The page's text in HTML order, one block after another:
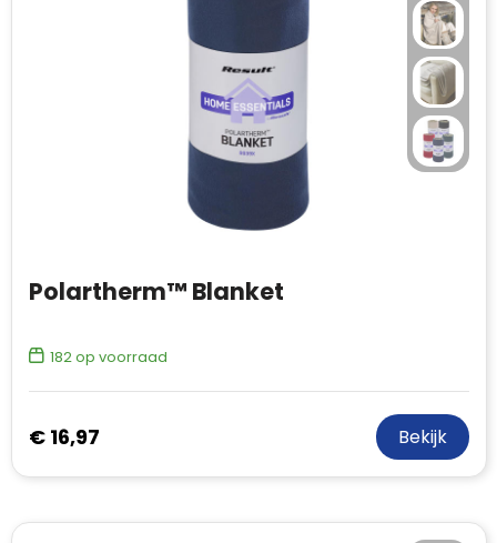
Polartherm™ Blanket
182op voorraad
€ 16,97 Bekijk